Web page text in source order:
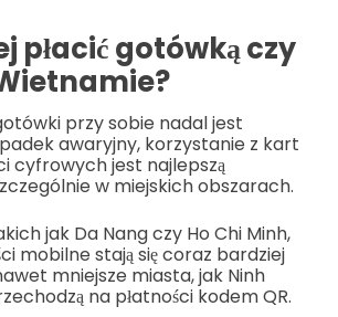
płacić gotówką czy
przy sobie nadal jest
awaryjny, korzystanie z kart
cyfrowych jest najlepszą
w miejskich obszarach.
jak Da Nang czy Ho Chi Minh,
mobilne stają się coraz bardziej
mniejsze miasta, jak Ninh
na płatności kodem QR.